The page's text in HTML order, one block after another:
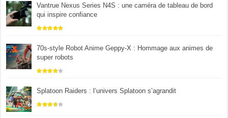
Vantrue Nexus Series N4S : une caméra de tableau de bord
qui inspire confiance
70s-style Robot Anime Geppy-X : Hommage aux animes de
super robots
Splatoon Raiders : l’univers Splatoon s’agrandit